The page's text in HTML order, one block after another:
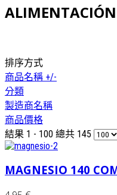
ALIMENTACIÓN
排序方式
商品名稱 +/-
分類
製造商名稱
商品價格
結果 1 - 100 總共 145
MAGNESIO 140